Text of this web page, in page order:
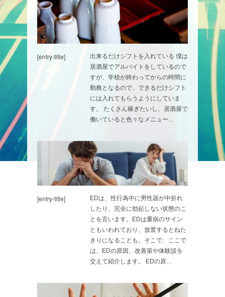
[entry-title]
出来るだけシフトを入れている 僕は
居酒屋でアルバイトをしているので
すが、学校が終わってからの時間に
勤務となるので、できるだけシフト
には入れてもらうようにしていま
す。 たくさん稼ぎたいし、居酒屋で
働いていると色々なメニュー…
[entry-title]
EDは、性行為中に男性器が中折れ
したり、完全に勃起しない状態のこ
とを言います。EDは重病のサイン
ともいわれており、放置するとねた
きりになることも。そこで、ここで
は、EDの原因、改善策や体験談を
交えて紹介します。 EDの原…